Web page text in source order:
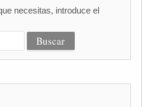
necesitas, introduce el